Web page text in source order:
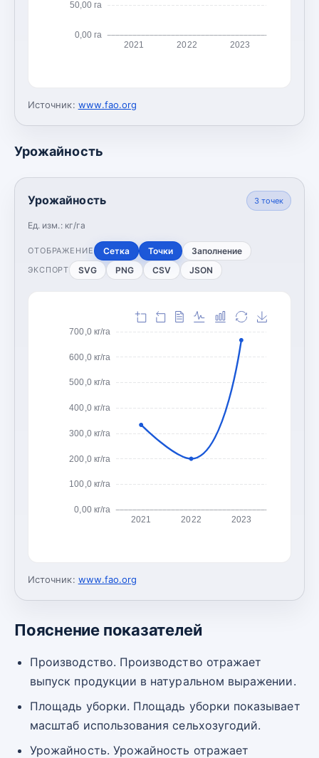
0,00 га
50,00 га
2021 2022 2023
Источник: www.fao.org
Урожайность
Урожайность
Ед. изм.: кг/га
3точек
ОТОБРАЖЕНИЕ Сетка Точки Заполнение
ЭКСПОРТ SVG PNG CSV JSON
0,00 кг/га
100,0 кг/га
200,0 кг/га
300,0 кг/га
400,0 кг/га
500,0 кг/га
600,0 кг/га
700,0 кг/га
2021 2022 2023
Источник: www.fao.org
Пояснение показателей
Производство. Производство отражает
выпуск продукции в натуральном выражении.
Площадь уборки. Площадь уборки показывает
масштаб использования сельхозугодий.
Урожайность. Урожайность отражает